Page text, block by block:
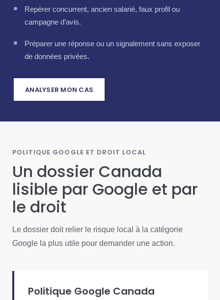
Repérer concurrent, ancien salarié, faux profil ou
campagne d’avis.
Préparer une réponse ou un signalement sans exposer
de données privées.
ANALYSER MON CAS
POLITIQUE GOOGLE ET DROIT LOCAL
Un dossier Canada
lisible par Google et par
le droit
Le dossier doit relier le risque local à la catégorie
Google la plus utile pour demander une action.
Politique Google Canada